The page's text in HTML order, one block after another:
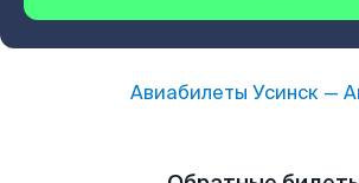
Авиабилеты Усинск—